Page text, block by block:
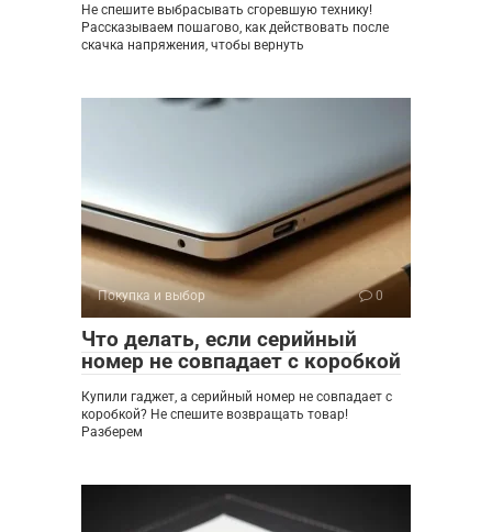
Не спешите выбрасывать сгоревшую технику!
Рассказываем пошагово, как действовать после
скачка напряжения, чтобы вернуть
Покупка и выбор 0
Что делать, если серийный
номер не совпадает с коробкой
Купили гаджет, а серийный номер не совпадает с
коробкой? Не спешите возвращать товар!
Разберем